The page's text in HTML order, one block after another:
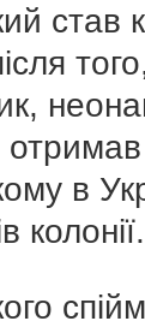
став
в
колонії.